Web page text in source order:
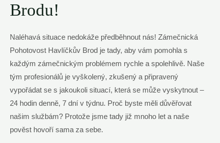
Brodu!
Naléhavá situace nedokáže předběhnout nás! Zámečnická
Pohotovost Havlíčkův Brod je tady, aby vám pomohla s
každým zámečnickým problémem rychle a spolehlivě. Naše
tým profesionálů je vyškolený, zkušený a připravený
vypořádat se s jakoukoli situací, která se může vyskytnout –
24 hodin denně, 7 dní v týdnu. Proč byste měli důvěřovat
našim službám? Protože jsme tady již mnoho let a naše
pověst hovoří sama za sebe.